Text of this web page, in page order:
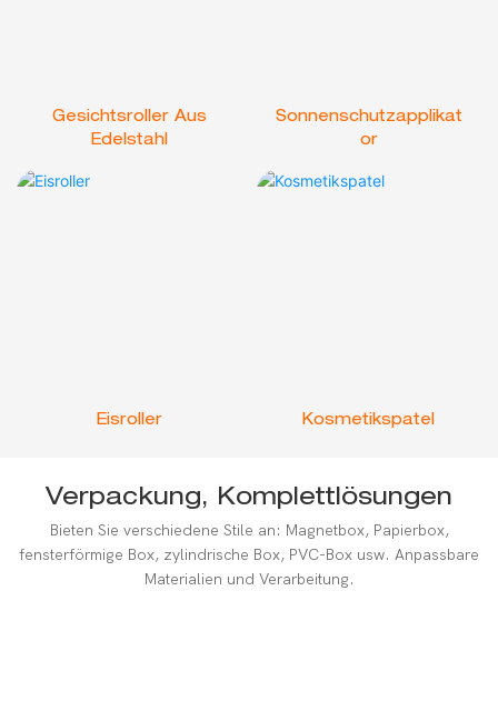
Gesichtsroller Aus
Edelstahl
Sonnenschutzapplikat
Or
Eisroller Kosmetikspatel
Verpackung, Komplettlösungen
Bieten Sie verschiedene Stile an: Magnetbox, Papierbox,
fensterförmige Box, zylindrische Box, PVC-Box usw. Anpassbare
Materialien und Verarbeitung.